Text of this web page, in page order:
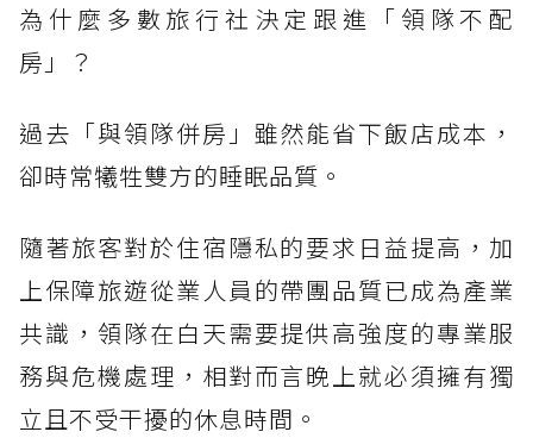
為什麼多數旅行社決定跟進「領隊不配
房」？
過去「與領隊併房」雖然能省下飯店成本，
卻時常犧牲雙方的睡眠品質。
隨著旅客對於住宿隱私的要求日益提高，加
上保障旅遊從業人員的帶團品質已成為產業
共識，領隊在白天需要提供高強度的專業服
務與危機處理，相對而言晚上就必須擁有獨
立且不受干擾的休息時間。